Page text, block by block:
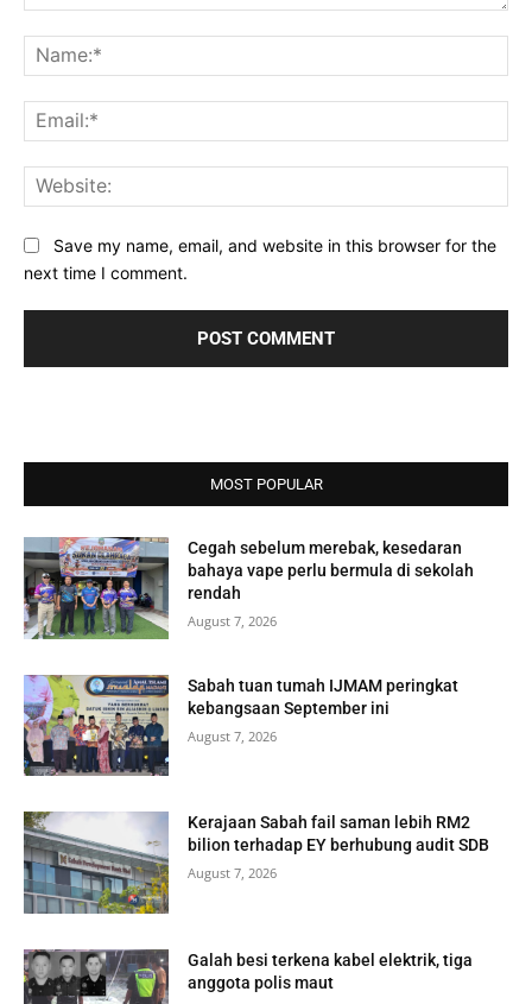
Save my name, email, and website in this browser for the
next time I comment.
MOST POPULAR
Cegah sebelum merebak, kesedaran
bahaya vape perlu bermula di sekolah
rendah
August 7, 2026
Sabah tuan tumah IJMAM peringkat
kebangsaan September ini
August 7, 2026
Kerajaan Sabah fail saman lebih RM2
bilion terhadap EY berhubung audit SDB
August 7, 2026
Galah besi terkena kabel elektrik, tiga
anggota polis maut